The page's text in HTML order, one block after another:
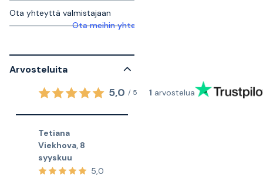
Ota yhteyttä valmistajaan
Ota meihin yhteyttä saadaksesi lisätietoja
Arvosteluita
5,0 / 5 1 arvostelua
Tetiana
Viekhova, 8
syyskuu
5,0